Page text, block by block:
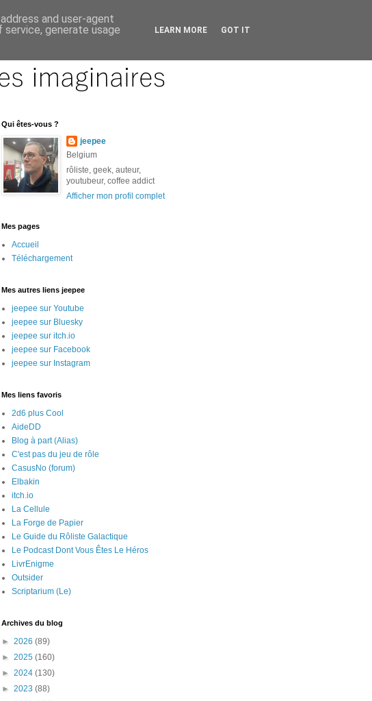
Qui êtes-vous ?
jeepee
Belgium
rôliste, geek, auteur,
youtubeur, coffee addict
Afficher mon profil complet
Mes pages
Accueil
Téléchargement
Mes autres liens jeepee
jeepee sur Youtube
jeepee sur Bluesky
jeepee sur itch.io
jeepee sur Facebook
jeepee sur Instagram
Mes liens favoris
2d6 plus Cool
AideDD
Blog à part (Alias)
C'est pas du jeu de rôle
CasusNo (forum)
Elbakin
itch.io
La Cellule
La Forge de Papier
Le Guide du Rôliste Galactique
Le Podcast Dont Vous Êtes Le Héros
LivrEnigme
Outsider
Scriptarium (Le)
Archives du blog
► 2026 (89)
► 2025 (160)
► 2024 (130)
► 2023 (88)
and user-agent
generate usage
LEARN MORE GOT IT